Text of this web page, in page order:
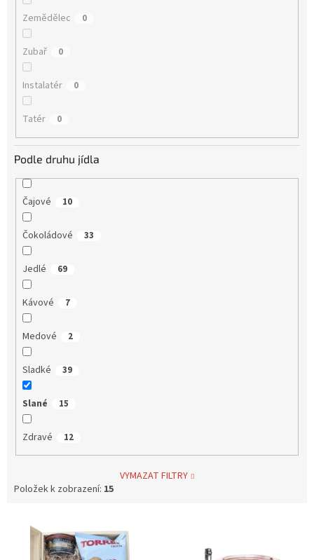
Zemědělec 0
Zubař 0
Instalatér 0
Tatér 0
Podle druhu jídla
Čajové 10
Čokoládové 33
Jedlé 69
Kávové 7
Medové 2
Sladké 39
Slané 15
Zdravé 12
VYMAZAT FILTRY
Položek k zobrazení: 15